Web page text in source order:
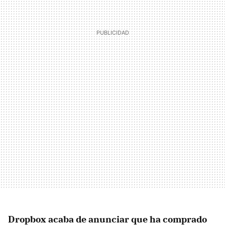
Dropbox acaba de anunciar que ha comprado